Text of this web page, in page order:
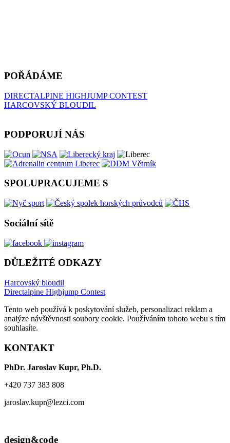
POŘÁDÁME
DIRECTALPINE HIGHJUMP CONTEST
HARCOVSKÝ BLOUDIL
PODPORUJÍ NÁS
SPOLUPRACUJEME S
Sociální sítě
DŮLEŽITÉ ODKAZY
Harcovský bloudil
Directalpine Highjump Contest
Tento web používá k poskytování služeb, personalizaci reklam a
analýze návštěvnosti soubory cookie. Používáním tohoto webu s tím
souhlasíte.
KONTAKT
PhDr. Jaroslav Kupr, Ph.D.
+420 737 383 808
jaroslav.kupr@lezci.com
design&code